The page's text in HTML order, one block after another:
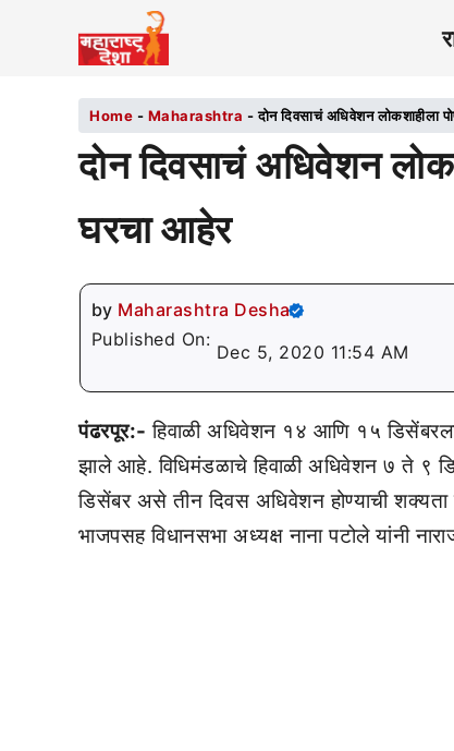
Home - Maharashtra -दोन दिवसाचं अधिवेशन लोकशाहीला
दोन दिवसाचं अधिवेशन
घरचा आहेर
by Maharashtra Desha
Published On:
Dec 5, 2020 11:54 AM
पंढरपूर:- हिवाळी अधिवेशन १४ आणि १५
झाले आहे. विधिमंडळाचे हिवाळी अधिवेशन ७ ते ९
डिसेंबर असे तीन दिवस अधिवेशन होण्याची
भाजपसह विधानसभा अध्यक्ष नाना पटोले यांनी